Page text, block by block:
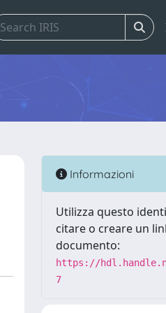
Informazioni
Utilizza questo
citare o creare un
documento:
https://
7